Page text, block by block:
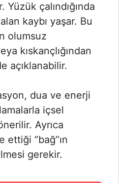
Yüzük çalındığında
kaybı yaşar. Bu
olumsuz
kıskançlığından
açıklanabilir.
dua ve enerji
içsel
Ayrıca
ettiği “bağ”ın
gerekir.